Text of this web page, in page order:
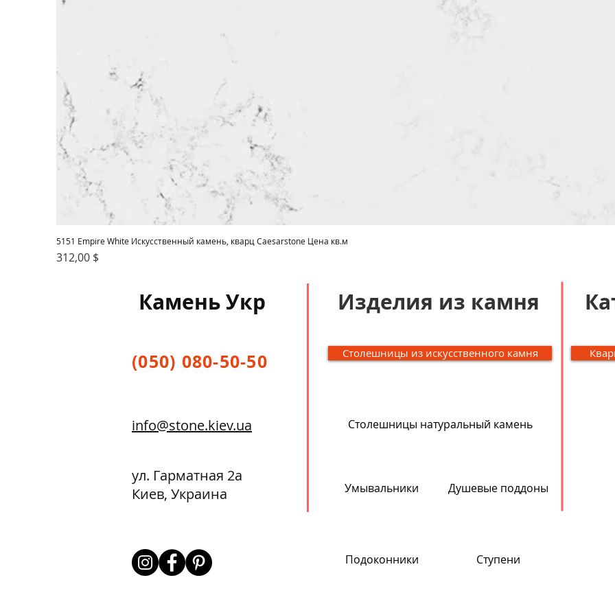
5151 Empire White Искусственный камень, кварц Caesarstone Цена кв.м
Цена
312,00 $
Камень Укр Изделия из камня
(050) 080-50-50 Столешницы из искусственного камня
info@stone.kiev.ua Столешницы натуральный камень
ул. Гарматная 2а
Киев, Украина
Умывальники Душевые поддоны
Подоконники Ступени